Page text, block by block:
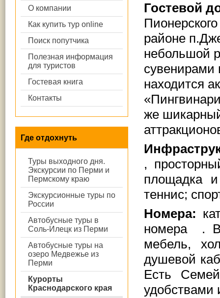
О компании
Как купить тур online
Поиск попутчика
Полезная информация
для туристов
Гостевая книга
Контакты
Где отдохнуть
Туры выходного дня.
Экскурсии по Перми и
Пермскому краю
Экскурсионные туры по
России
Автобусные туры в
Соль-Илецк из Перми
Автобусные туры на
озеро Медвежье из
Перми
Курорты
Краснодарского края
Гостевой
районе
небольшой
находится
же
,
площадка и
теннис;
Номера:
номера . В
мебель,
душевой
Есть
удобствами